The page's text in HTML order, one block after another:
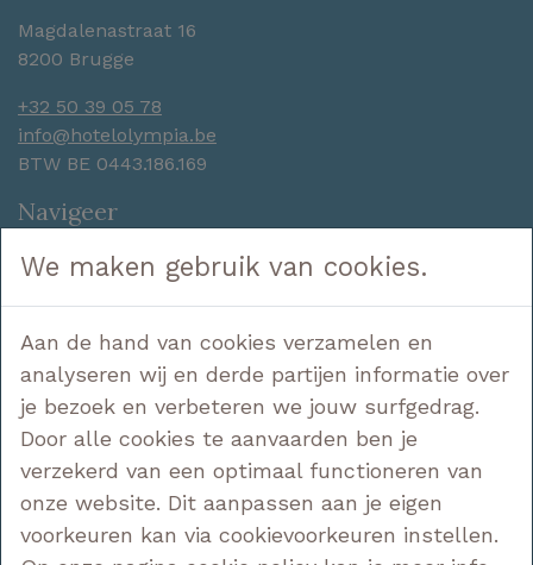
Magdalenastraat 16
8200 Brugge
+32 50 39 05 78
info@hotelolympia.be
BTW BE 0443.186.169
Navigeer
Hotel
Ontdekken
Aanbiedingen
Contact
Volg ons
We maken gebruik van cookies.
Aan de hand van cookies verzamelen en
analyseren wij en derde partijen informatie over
je bezoek en verbeteren we jouw surfgedrag.
Door alle cookies te aanvaarden ben je
verzekerd van een optimaal functioneren van
onze website. Dit aanpassen aan je eigen
voorkeuren kan via cookievoorkeuren instellen.